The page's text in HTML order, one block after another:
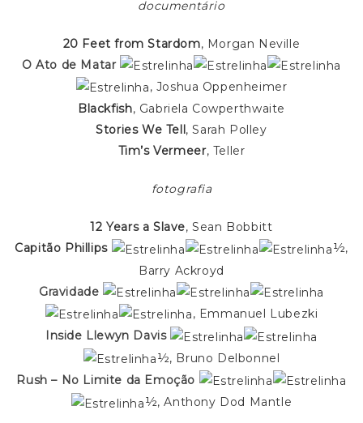
documentário
20 Feet from Stardom, Morgan Neville
O Ato de Matar
, Joshua Oppenheimer
Blackfish, Gabriela Cowperthwaite
Stories We Tell , Sarah Polley
Tim’s Vermeer, Teller
fotografia
12 Years a Slave, Sean Bobbitt
Capitão Phillips
½,
Barry Ackroyd
Gravidade
, Emmanuel Lubezki
Inside Llewyn Davis
½, Bruno Delbonnel
Rush – No Limite da Emoção
½, Anthony Dod Mantle